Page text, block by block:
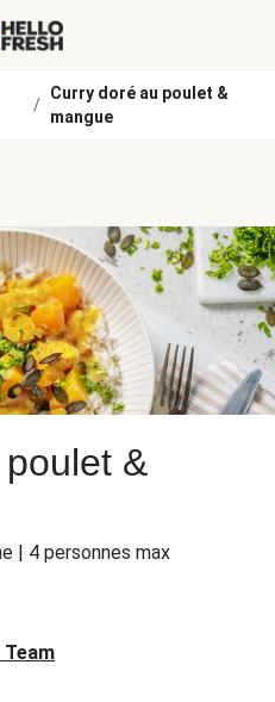
/
Curry doré au poulet &
mangue
&
| 4 personnes max
Team